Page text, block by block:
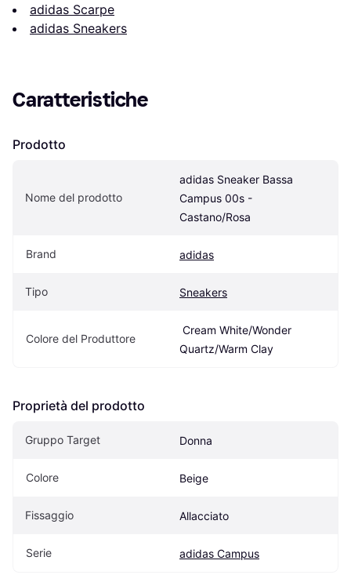
adidas Scarpe
adidas Sneakers
Caratteristiche
Prodotto
Nome del prodotto
adidas Sneaker Bassa
Campus 00s -
Castano/Rosa
Brand adidas
Tipo Sneakers
Colore del Produttore
Quartz/Warm Clay
Proprietà del prodotto
Gruppo Target Donna
Colore Beige
Fissaggio Allacciato
Serie adidas Campus